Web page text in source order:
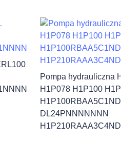
Pompa hydrauliczna
H1P078 H1P100
DL24PNNNNNNN